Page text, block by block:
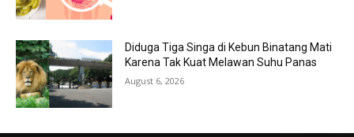
Diduga Tiga Singa di Kebun Binatang Mati
Karena Tak Kuat Melawan Suhu Panas
August 6, 2026